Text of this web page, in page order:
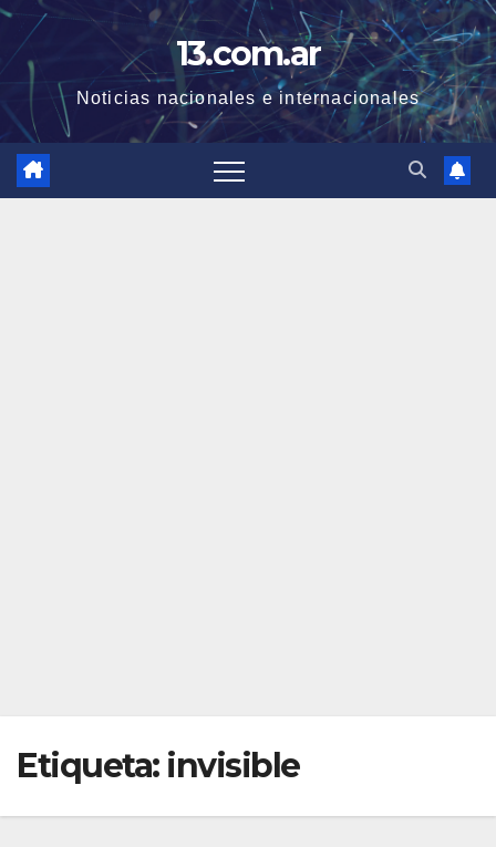
Skip
content
13.com.ar
Noticias nacionales e internacionales
Etiqueta: invisible